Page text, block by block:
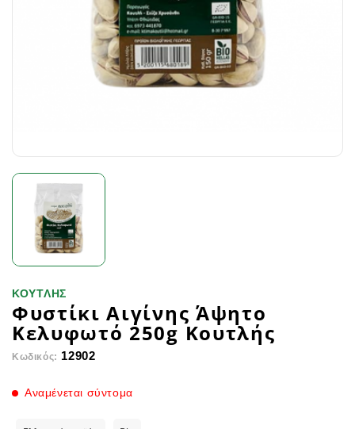
ΚΟΥΤΛΗΣ
Φυστίκι Αιγίνης Άψητο
Κελυφωτό 250g Κουτλής
Κωδικός: 12902
Αναμένεται σύντομα